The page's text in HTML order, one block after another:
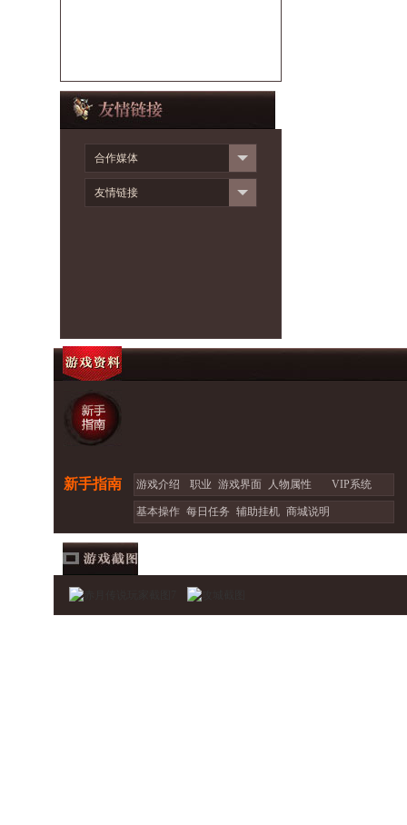
合作媒体
友情链接
新手指南 游戏介绍 职业 游戏界面 人物属性 VIP系统
基本操作 每日任务 辅助挂机 商城说明